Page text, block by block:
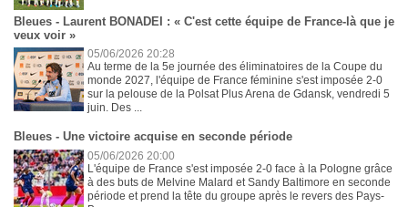
Bleues - Laurent BONADEI : « C'est cette équipe de France-là que je
veux voir »
05/06/2026 20:28
Au terme de la 5e journée des éliminatoires de la Coupe du
monde 2027, l'équipe de France féminine s'est imposée 2-0
sur la pelouse de la Polsat Plus Arena de Gdansk, vendredi 5
juin. Des ...
Bleues - Une victoire acquise en seconde période
05/06/2026 20:00
L'équipe de France s'est imposée 2-0 face à la Pologne grâce
à des buts de Melvine Malard et Sandy Baltimore en seconde
période et prend la tête du groupe après le revers des Pays-